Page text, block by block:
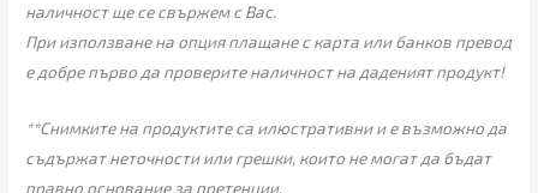
наличност ще се свържем с Вас.
При използване на опция плащане с карта или банков превод
е добре първо да проверите наличност на даденият продукт!
**Снимките на продуктите са илюстративни и е възможно да
съдържат неточности или грешки, които не могат да бъдат
правно основание за претенции.